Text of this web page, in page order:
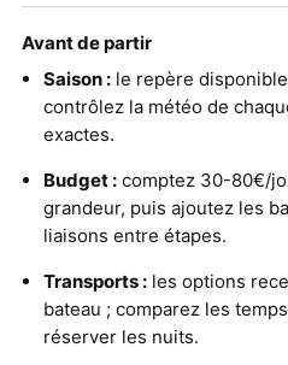
Avant de partir
Saison : le repère
contrôlez la météo de
exactes.
Budget : comptez 30-80€/
grandeur, puis ajoutez les
liaisons entre étapes.
Transports : les options
bateau ; comparez les
réserver les nuits.